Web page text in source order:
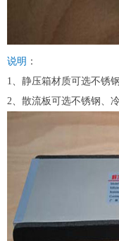
说明 ：
1、静压箱材质可选不锈
2、散流板可选不锈钢、